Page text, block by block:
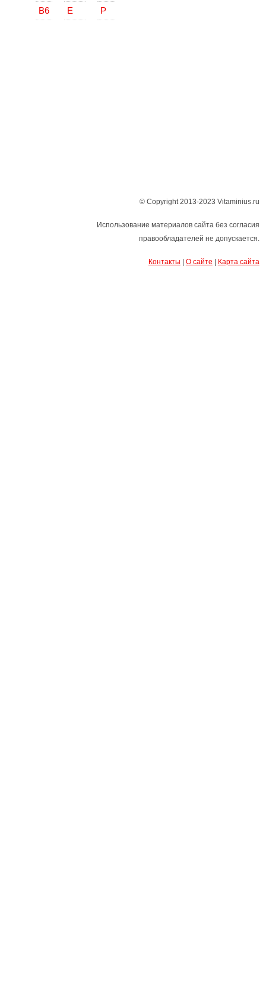
В6 Е Р
© Copyright 2013-2023 Vitaminius.ru
Использование материалов сайта без согласия
правообладателей не допускается.
Контакты | О сайте | Карта сайта